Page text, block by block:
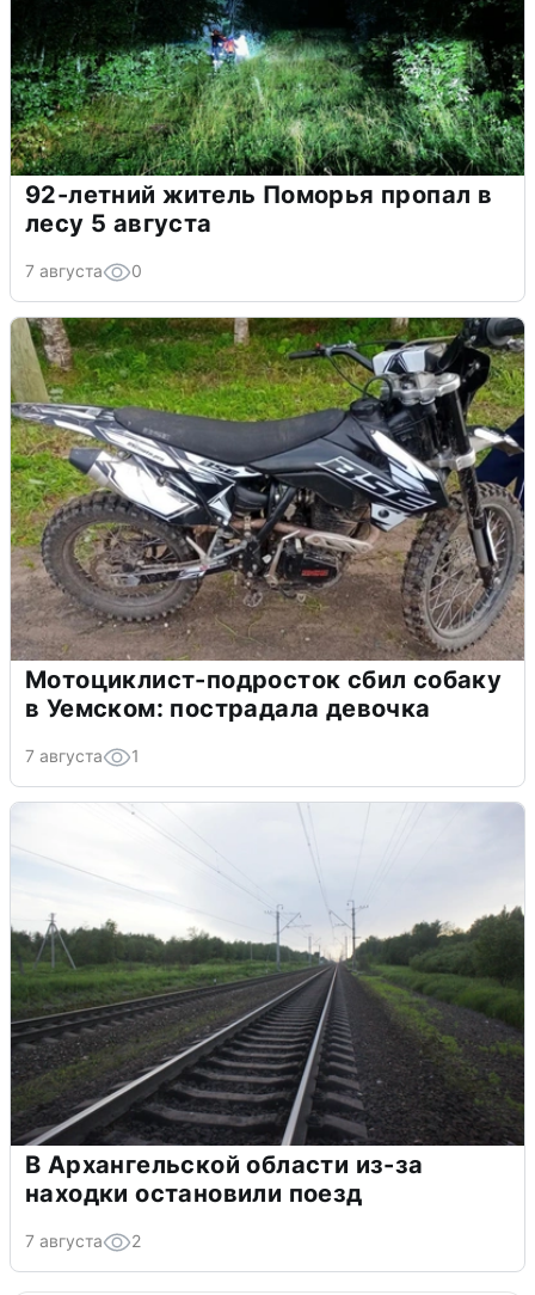
92-летний житель Поморья пропал в
лесу 5 августа
7 августа 0
Мотоциклист-подросток сбил собаку
в Уемском: пострадала девочка
7 августа 1
В Архангельской области из-за
находки остановили поезд
7 августа 2